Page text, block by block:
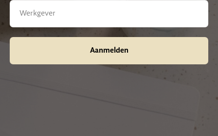
Aanmelden